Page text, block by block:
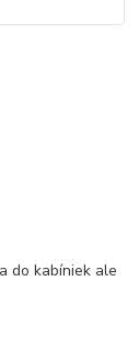
do kabíniek ale